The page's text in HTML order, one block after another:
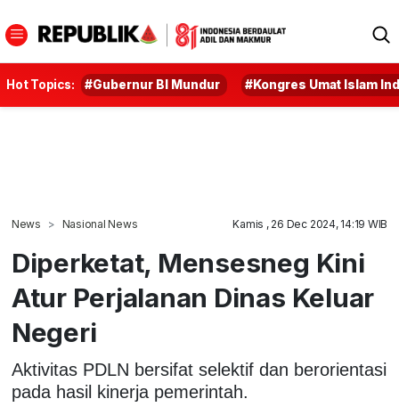
Hot Topics: #Gubernur BI Mundur #Kongres Umat Islam
News Nasional News Kamis , 26 Dec 2024, 14:19 WIB
Diperketat, Mensesneg Kini
Atur Perjalanan Dinas Keluar
Negeri
Aktivitas PDLN bersifat selektif dan berorientasi
pada hasil kinerja pemerintah.